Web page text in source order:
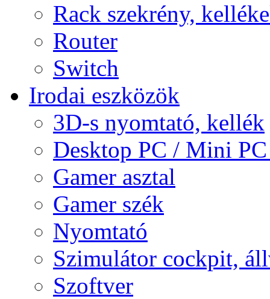
Rack szekrény,
Router
Switch
Irodai eszközök
3D-s nyomtató, kellék
Desktop PC / Mini
Gamer asztal
Gamer szék
Nyomtató
Szimulátor cockpit,
Szoftver